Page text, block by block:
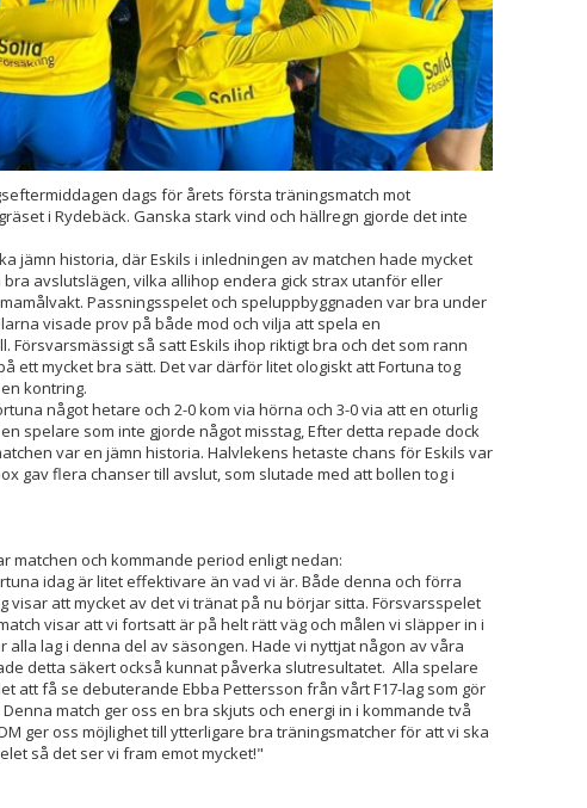
dags för årets första träningsmatch mot
i Rydebäck. Ganska stark vind och hällregn gjorde det inte
jämn historia, där Eskils i inledningen av matchen hade mycket
avslutslägen, vilka allihop endera gick strax utanför eller
Passningsspelet och speluppbyggnaden var bra under
visade prov på både mod och vilja att spela en
så satt Eskils ihop riktigt bra och det som rann
ett mycket bra sätt. Det var därför litet ologiskt att Fortuna tog
kontring.
något hetare och 2-0 kom via hörna och 3-0 via att en oturlig
spelare som inte gjorde något misstag, Efter detta repade dock
var en jämn historia. Halvlekens hetaste chans för Eskils var
gav flera chanser till avslut, som slutade med att bollen tog i
matchen och kommande period enligt nedan:
idag är litet effektivare än vad vi är. Både denna och förra
visar att mycket av det vi tränat på nu börjar sitta. Försvarsspelet
visar att vi fortsatt är på helt rätt väg och målen vi släpper in i
lag i denna del av säsongen. Hade vi nyttjat någon av våra
detta säkert också kunnat påverka slutresultatet. Alla spelare
att få se debuterande Ebba Pettersson från vårt F17-lag som gör
match ger oss en bra skjuts och energi in i kommande två
ger oss möjlighet till ytterligare bra träningsmatcher för att vi ska
så det ser vi fram emot mycket!"